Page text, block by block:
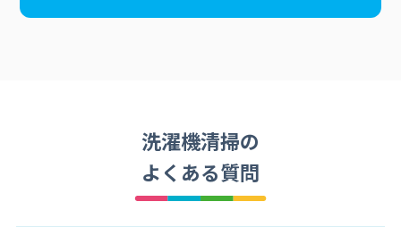
洗濯機清掃の
よくある質問